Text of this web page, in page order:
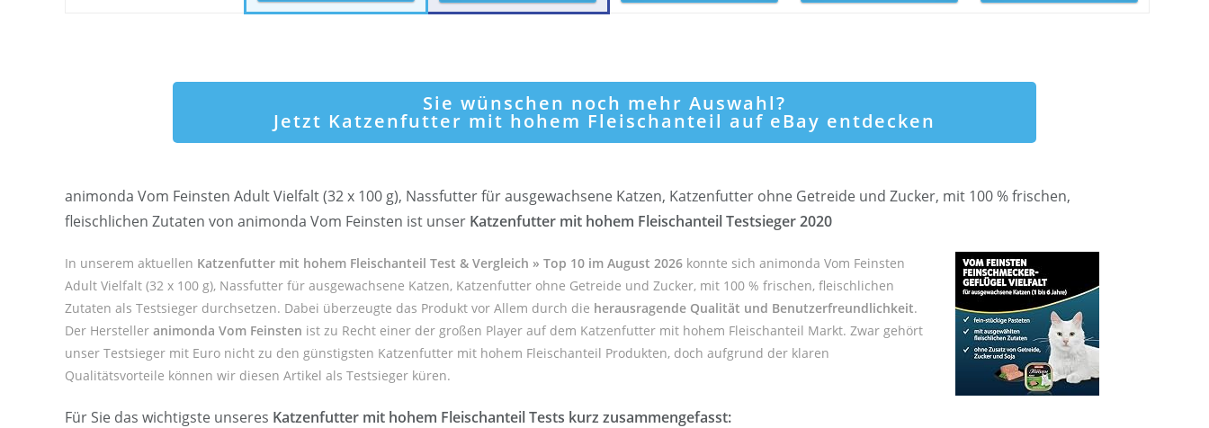
Sie wünschen noch mehr Auswahl?
Jetzt Katzenfutter mit hohem Fleischanteil auf eBay entdecken
animonda Vom Feinsten Adult Vielfalt (32 x 100 g), Nassfutter für ausgewachsene Katzen, Katzenfutter ohne Getreide und Zucker, mit 100 % frischen,
fleischlichen Zutaten von animonda Vom Feinsten ist unser Katzenfutter mit hohem Fleischanteil Testsieger 2020
In unserem aktuellen Katzenfutter mit hohem Fleischanteil Test & Vergleich » Top 10 im August 2026 konnte sich animonda Vom Feinsten
Adult Vielfalt (32 x 100 g), Nassfutter für ausgewachsene Katzen, Katzenfutter ohne Getreide und Zucker, mit 100 % frischen, fleischlichen
Zutaten als Testsieger durchsetzen. Dabei überzeugte das Produkt vor Allem durch die herausragende Qualität und Benutzerfreundlichkeit.
Der Hersteller animonda Vom Feinsten ist zu Recht einer der großen Player auf dem Katzenfutter mit hohem Fleischanteil Markt. Zwar gehört
unser Testsieger mit Euro nicht zu den günstigsten Katzenfutter mit hohem Fleischanteil Produkten, doch aufgrund der klaren
Qualitätsvorteile können wir diesen Artikel als Testsieger küren.
Für Sie das wichtigste unseres Katzenfutter mit hohem Fleischanteil Tests kurz zusammengefasst: